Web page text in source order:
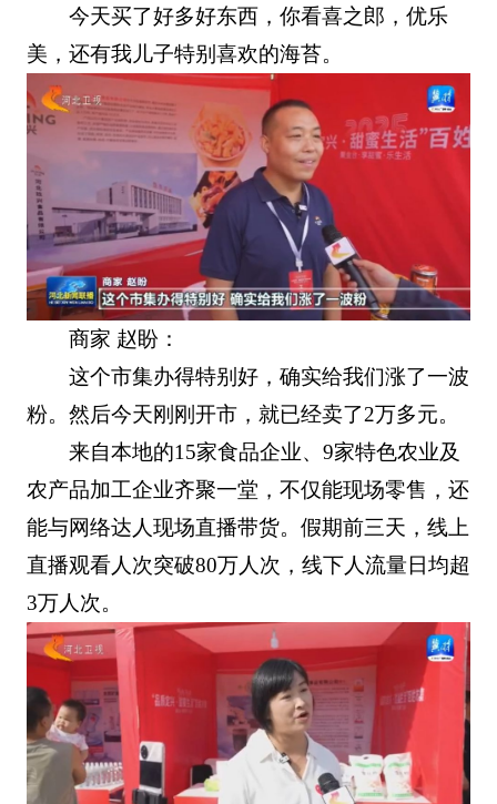
今天买了好多好东西，你看喜之郎，优乐
美，还有我儿子特别喜欢的海苔。
商家 赵盼：
这个市集办得特别好，确实给我们涨了一波
粉。然后今天刚刚开市，就已经卖了2万多元。
来自本地的15家食品企业、9家特色农业及
农产品加工企业齐聚一堂，不仅能现场零售，还
能与网络达人现场直播带货。假期前三天，线上
直播观看人次突破80万人次，线下人流量日均超
3万人次。